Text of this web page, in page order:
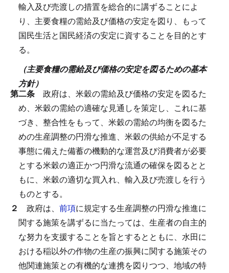
輸入及び売渡しの措置を総合的に講ずることによ
り、主要食糧の需給及び価格の安定を図り、もって
国民生活と国民経済の安定に資することを目的とす
る。
（主要食糧の需給及び価格の安定を図るための基本
方針）
第二条 政府は、米穀の需給及び価格の安定を図るた
め、米穀の需給の適確な見通しを策定し、これに基
づき、整合性をもって、米穀の需給の均衡を図るた
めの生産調整の円滑な推進、米穀の供給が不足する
事態に備えた備蓄の機動的な運営及び消費者が必要
とする米穀の適正かつ円滑な流通の確保を図るとと
もに、米穀の適切な買入れ、輸入及び売渡しを行う
ものとする。
２ 政府は、 前項に規定する生産調整の円滑な推進に
関する施策を講ずるに当たっては、生産者の自主的
な努力を支援することを旨とするとともに、水田に
おける稲以外の作物の生産の振興に関する施策その
他関連施策との有機的な連携を図りつつ、地域の特